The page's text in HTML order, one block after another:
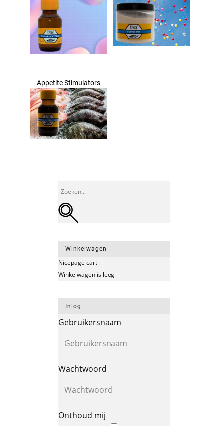
Appetite Stimulators
Winkelwagen
Nicepage cart
Winkelwagen is leeg
Inlog
Gebruikersnaam
Wachtwoord
Onthoud mij